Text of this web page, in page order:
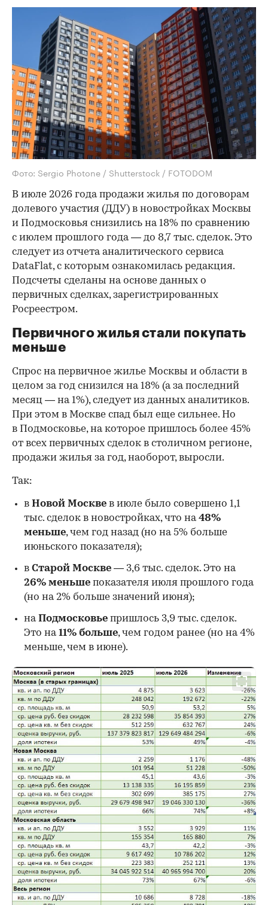
Фото: Sergio Photone / Shutterstock / FOTODOM
В июле 2026 года продажи жилья по договорам
долевого участия (ДДУ) в новостройках Москвы
и Подмосковья снизились на 18% по сравнению
с июлем прошлого года — до 8,7 тыс. сделок. Это
следует из отчета аналитического сервиса
DataFlat, с которым ознакомилась редакция.
Подсчеты сделаны на основе данных о
первичных сделках, зарегистрированных
Росреестром.
Первичного жилья стали покупать
меньше
Спрос на первичное жилье Москвы и области в
целом за год снизился на 18% (а за последний
месяц — на 1%), следует из данных аналитиков.
При этом в Москве спад был еще сильнее. Но
в Подмосковье, на которое пришлось более 45%
от всех первичных сделок в столичном регионе,
продажи жилья за год, наоборот, выросли.
00:00 / 00:00
Так:
в Новой Москве в июле было совершено 1,1
тыс. сделок в новостройках, что на48%
меньше, чем год назад (но на 5% больше
июньского показателя);
в Старой Москве — 3,6 тыс. сделок. Это на
26% меньше показателя июля прошлого года
(но на 2% больше значений июня);
наПодмосковье пришлось 3,9 тыс. сделок.
Это на11% больше, чем годом ранее (но на 4%
меньше, чем в июне).